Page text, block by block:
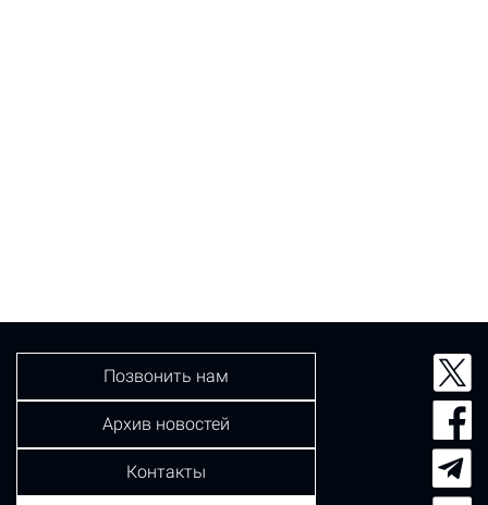
Позвонить нам
Архив новостей
Контакты